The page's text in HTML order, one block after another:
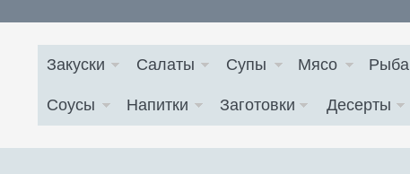
Закуски Салаты Супы Мясо Рыба
Соусы Напитки Заготовки Десерты